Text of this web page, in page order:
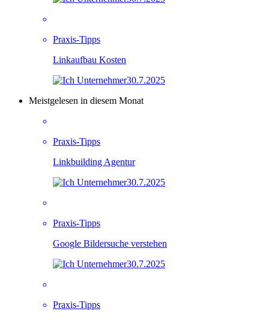
Praxis-Tipps
Linkaufbau Kosten
30.7.2025
Meistgelesen in diesem Monat
Praxis-Tipps
Linkbuilding Agentur
30.7.2025
Praxis-Tipps
Google Bildersuche verstehen
30.7.2025
Praxis-Tipps